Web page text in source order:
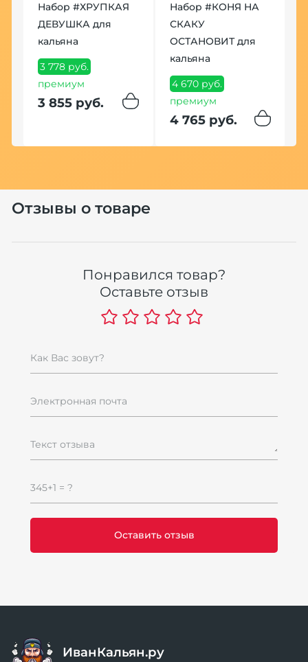
Набор #ХРУПКАЯ
ДЕВУШКА для
кальяна
3 778 руб.
премиум
3 855 руб.
Набор #КОНЯ НА
СКАКУ
ОСТАНОВИТ для
кальяна
4 670 руб.
премиум
4 765 руб.
Отзывы о товаре
Понравился товар?
Оставьте отзыв
Как Вас зовут?
Электронная почта
Текст отзыва
345+1 = ?
ИванКальян.ру